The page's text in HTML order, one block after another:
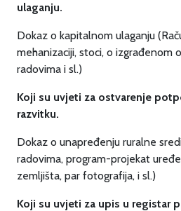
ulaganju.
Dokaz o kapitalnom ulaganju
mehanizaciji, stoci, o izgrađenom
radovima i sl.)
Koji su uvjeti za ostvarenje
razvitku.
Dokaz o unapređenju ruralne
radovima, program-projekat
zemljišta, par fotografija, i sl.)
Koji su uvjeti za upis u registar